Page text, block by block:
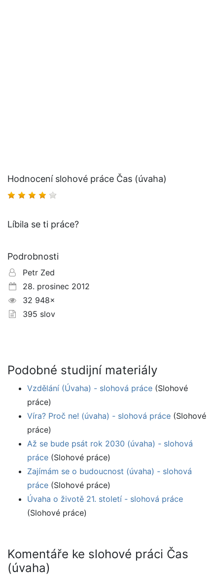
Hodnocení slohové práce Čas (úvaha)
Líbila se ti práce?
Podrobnosti
Petr Zed
28. prosinec 2012
32 948×
395 slov
Podobné studijní materiály
Vzdělání (Úvaha) - slohová práce (Slohové
práce)
Víra? Proč ne! (úvaha) - slohová práce (Slohové
práce)
Až se bude psát rok 2030 (úvaha) - slohová
práce (Slohové práce)
Zajímám se o budoucnost (úvaha) - slohová
práce (Slohové práce)
Úvaha o životě 21. století - slohová práce
(Slohové práce)
Komentáře ke slohové práci Čas
(úvaha)